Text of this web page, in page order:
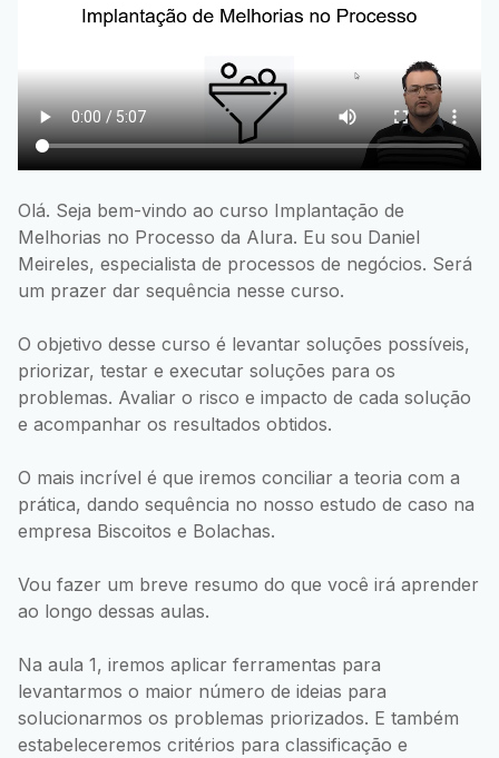
Olá. Seja bem-vindo ao curso Implantação de
Melhorias no Processo da Alura. Eu sou Daniel
Meireles, especialista de processos de negócios. Será
um prazer dar sequência nesse curso.
O objetivo desse curso é levantar soluções possíveis,
priorizar, testar e executar soluções para os
problemas. Avaliar o risco e impacto de cada solução
e acompanhar os resultados obtidos.
O mais incrível é que iremos conciliar a teoria com a
prática, dando sequência no nosso estudo de caso na
empresa Biscoitos e Bolachas.
Vou fazer um breve resumo do que você irá aprender
ao longo dessas aulas.
Na aula 1, iremos aplicar ferramentas para
levantarmos o maior número de ideias para
solucionarmos os problemas priorizados. E também
estabeleceremos critérios para classificação e